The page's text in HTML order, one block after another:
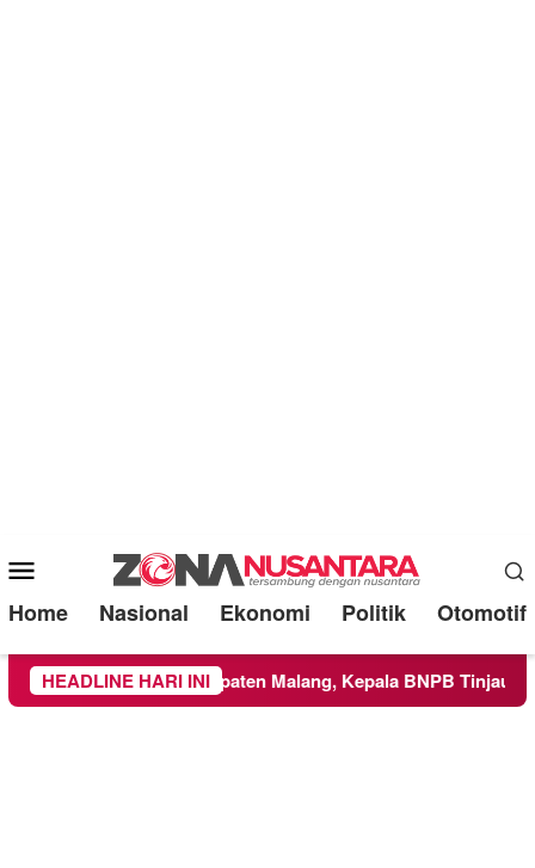
Mobile
Menu
Home Nasional Ekonomi Politik Otomotif
HEADLINE HARI INI
Kabupaten Malang, Kepala BNPB Tinjau Langsung Lokasi